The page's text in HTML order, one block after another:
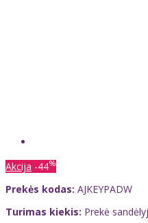
Akcija -44%
Prekės kodas: AJKEYPADW
Turimas kiekis: Prekė